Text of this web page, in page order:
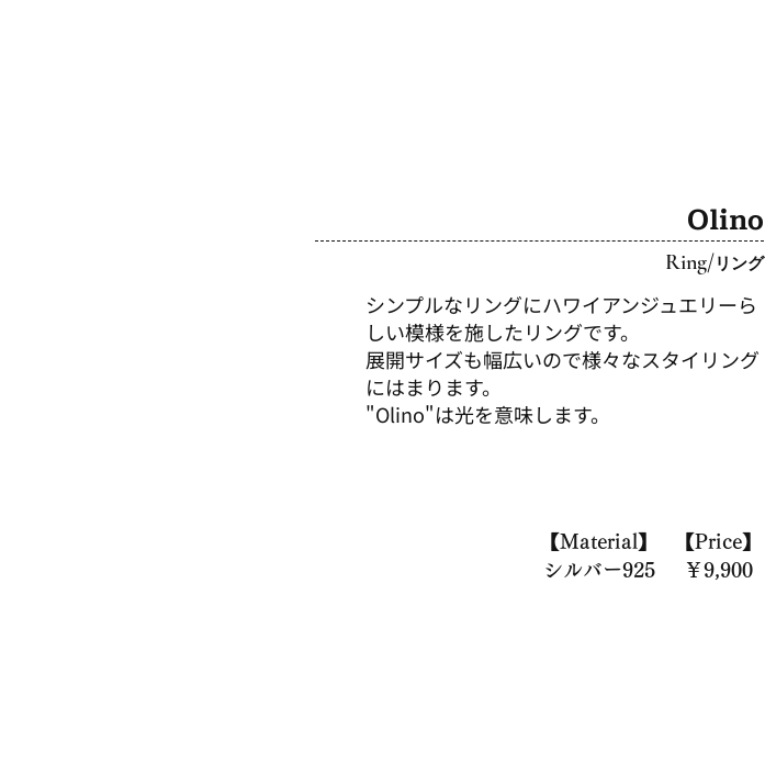
​Olino
Ring/リング
シンプルなリングにハワイアンジュエリーら
しい模様を施したリングです。
​展開サイズも幅広いので様々なスタイリング
にはまります。
​"Olino"は光を意味します。
【Material】
シルバー925
【Price】
￥9,900